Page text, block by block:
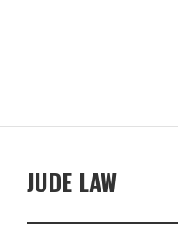
JUDE LAW